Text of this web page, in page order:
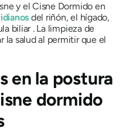
y el Cisne Dormido en
del riñón, el hígado,
biliar . La limpieza de
la salud al permitir que el
en la postura
dormido